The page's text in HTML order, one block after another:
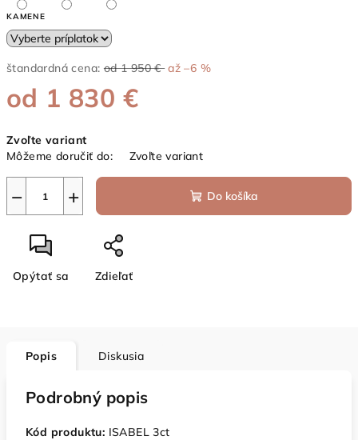
KAMENE
štandardná cena: od 1 950 € až –6 %
od 1 830 €
cena:
Zvoľte variant
Môžeme doručiť do:
Zvoľte variant
+
− Do košíka
Opýtať sa Zdieľať
Popis Diskusia
Podrobný popis
Kód produktu: ISABEL 3ct